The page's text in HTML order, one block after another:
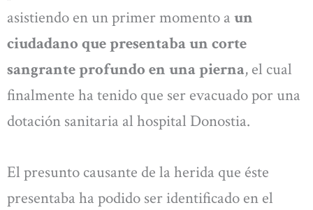
asistiendo en un primer momento a un
ciudadano que presentaba un corte
sangrante profundo en una pierna, el cual
finalmente ha tenido que ser evacuado por una
dotación sanitaria al hospital Donostia.
El presunto causante de la herida que éste
presentaba ha podido ser identificado en el